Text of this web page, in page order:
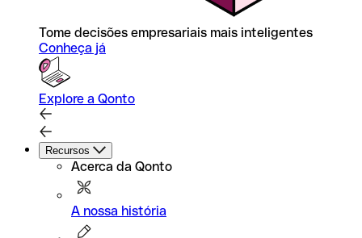
Tome decisões empresariais mais inteligentes
Conheça já
Explore a Qonto
Recursos
Acerca da Qonto
A nossa história